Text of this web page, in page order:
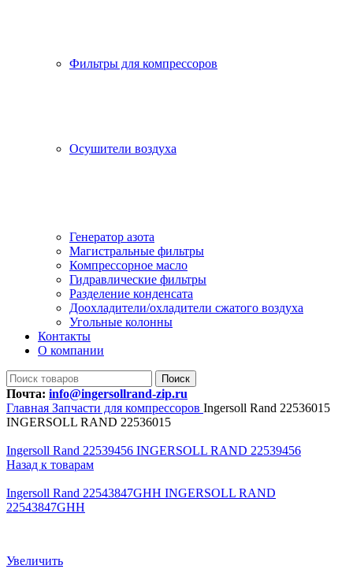
Фильтры для компрессоров
Осушители воздуха
Генератор азота
Магистральные фильтры
Компрессорное масло
Гидравлические фильтры
Разделение конденсата
Доохладители/охладители сжатого воздуха
Угольные колонны
Контакты
О компании
Поиск
Почта: info@ingersollrand-zip.ru
Главная Запчасти для компрессоров Ingersoll Rand 22536015
INGERSOLL RAND 22536015
Ingersoll Rand 22539456 INGERSOLL RAND 22539456
Назад к товарам
Ingersoll Rand 22543847GHH INGERSOLL RAND
22543847GHH
Увеличить